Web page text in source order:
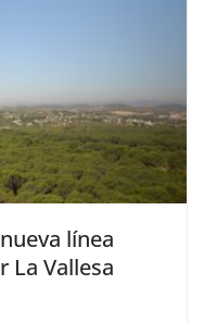
línea
La Vallesa